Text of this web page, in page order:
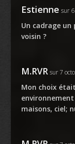
Estienne sur
Un cadrage
voisin ?
M.RVR sur 7
Mon choix
maisons, ciel;